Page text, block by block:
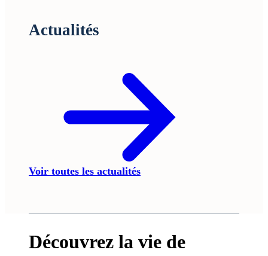
Actualités
Voir toutes les actualités
Découvrez la vie de